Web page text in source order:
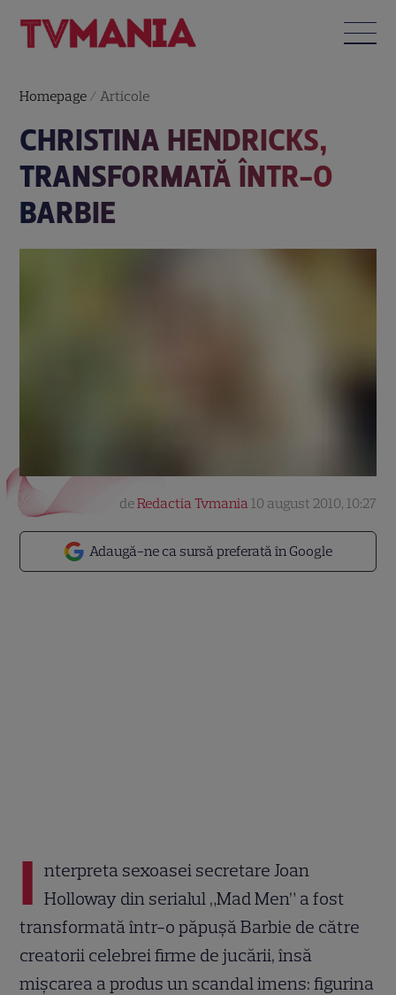
Homepage / Articole
CHRISTINA HENDRICKS,
TRANSFORMATĂ ÎNTR-O
BARBIE
Adaugă-ne ca sursă preferată în Google
deRedactia Tvmania 10 august 2010, 10:27
I nterpreta sexoasei secretare Joan
Holloway din serialul „Mad Men” a fost
transformată într-o păpuşă Barbie de către
creatorii celebrei firme de jucării, însă
mişcarea a produs un scandal imens: figurina